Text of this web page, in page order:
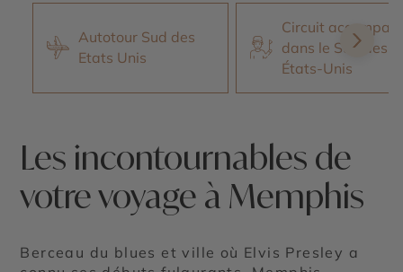
Autotour Sud des
Etats Unis
Circuit
dans le Sud des
États-Unis
Les incontournables de
votre voyage à Memphis
Berceau du blues et ville où Elvis Presley a